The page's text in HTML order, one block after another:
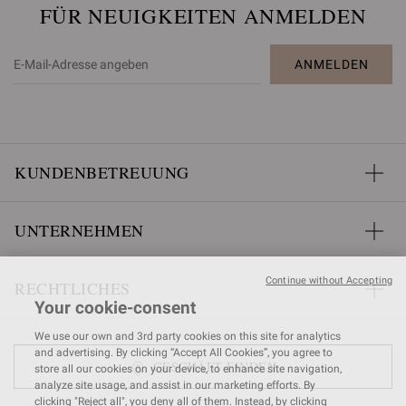
FÜR NEUIGKEITEN ANMELDEN
ANMELDEN
KUNDENBETREUUNG
UNTERNEHMEN
RECHTLICHES
GESCHÄFT FINDEN
Your cookie-consent
We use our own and 3rd party cookies on this site for analytics
and advertising. By clicking “Accept All Cookies”, you agree to
store all our cookies on your device, to enhance site navigation,
analyze site usage, and assist in our marketing efforts. By
clicking "Reject all", you deny all of them. Instead, by clicking
Continue without Accepting